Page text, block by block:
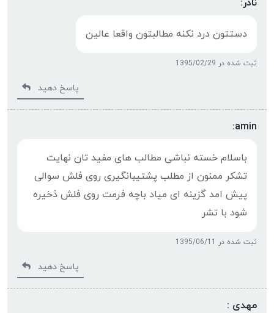
نادر:
دستتون درد نکنه مطالبتون واقعا عالین
ثبت شده در 1395/02/29
پاسخ دهید
amin:
باسلام خسته نباشی مطالب های مفید تان نهایت
تشکر ممنون از مطلب پشتیبانگیری روی فلش سوالی
پیش امد گزینه ای میاد باچه فرمت روی فلش ذخیره
شود با تشر
ثبت شده در 1395/06/11
پاسخ دهید
مهدی :